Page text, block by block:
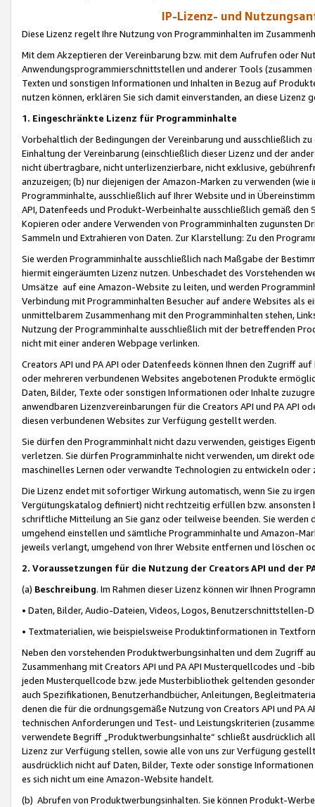
IP-Lizenz- und
Diese Lizenz regelt Ihre Nutzung von Programminhalten im
Mit dem Akzeptieren der Vereinbarung bzw. mit dem Aufrufen oder
Anwendungsprogrammierschnittstellen und anderer Tools (zusammen
Texten und sonstigen Informationen und Inhalten in Bezug auf
nutzen können, erklären Sie sich damit einverstanden, an diese Lizenz
1. Eingeschränkte Lizenz für Programminhalte
Vorbehaltlich der Bedingungen der Vereinbarung und ausschließlich
Einhaltung der Vereinbarung (einschließlich dieser Lizenz und der
nicht übertragbare, nicht unterlizenzierbare, nicht exklusive,
anzuzeigen; (b) nur diejenigen der Amazon-Marken zu verwenden
Programminhalte, ausschließlich auf Ihrer Website und in
API, Datenfeeds und Produkt-Werbeinhalte ausschließlich gemäß
Kopieren oder andere Verwenden von Programminhalten zugunsten
Sammeln und Extrahieren von Daten. Zur Klarstellung: Zu den
Sie werden Programminhalte ausschließlich nach Maßgabe der
hiermit eingeräumten Lizenz nutzen. Unbeschadet des Vorstehenden
Umsätze auf eine Amazon-Website zu leiten, und werden
Verbindung mit Programminhalten Besucher auf andere Websites als
unmittelbarem Zusammenhang mit den Programminhalten stehen,
Nutzung der Programminhalte ausschließlich mit der betreffenden
nicht mit einer anderen Webpage verlinken.
Creators API und PA API oder Datenfeeds können Ihnen den Zugriff
oder mehreren verbundenen Websites angebotenen Produkte
Daten, Bilder, Texte oder sonstigen Informationen oder Inhalte
anwendbaren Lizenzvereinbarungen für die Creators API und PA API
diesen verbundenen Websites zur Verfügung gestellt werden.
Sie dürfen den Programminhalt nicht dazu verwenden, geistiges
verletzen. Sie dürfen Programminhalte nicht verwenden, um direkt
maschinelles Lernen oder verwandte Technologien zu entwickeln
Die Lizenz endet mit sofortiger Wirkung automatisch, wenn Sie zu
Vergütungskatalog definiert) nicht rechtzeitig erfüllen bzw. ansonsten
schriftliche Mitteilung an Sie ganz oder teilweise beenden. Sie werden
umgehend einstellen und sämtliche Programminhalte und Amazon-
jeweils verlangt, umgehend von Ihrer Website entfernen und löschen
2. Voraussetzungen für die Nutzung der Creators API und der
(a) Beschreibung. Im Rahmen dieser Lizenz können wir Ihnen
• Daten, Bilder, Audio-Dateien, Videos, Logos, Benutzerschnittstellen-
• Textmaterialien, wie beispielsweise Produktinformationen in
Neben den vorstehenden Produktwerbungsinhalten und dem Zugriff
Zusammenhang mit Creators API und PA API Musterquellcodes und
jeden Musterquellcode bzw. jede Musterbibliothek geltenden
auch Spezifikationen, Benutzerhandbücher, Anleitungen,
denen die für die ordnungsgemäße Nutzung von Creators API und PA
technischen Anforderungen und Test- und Leistungskriterien
verwendete Begriff „Produktwerbungsinhalte“ schließt ausdrücklich
Lizenz zur Verfügung stellen, sowie alle von uns zur Verfügung
ausdrücklich nicht auf Daten, Bilder, Texte oder sonstige
es sich nicht um eine Amazon-Website handelt.
(b) Abrufen von Produktwerbungsinhalten. Sie können Produkt-